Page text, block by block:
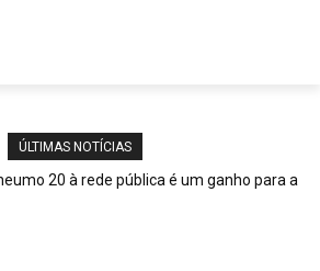
ÚLTIMAS NOTÍCIAS
20 à rede pública é um ganho para a